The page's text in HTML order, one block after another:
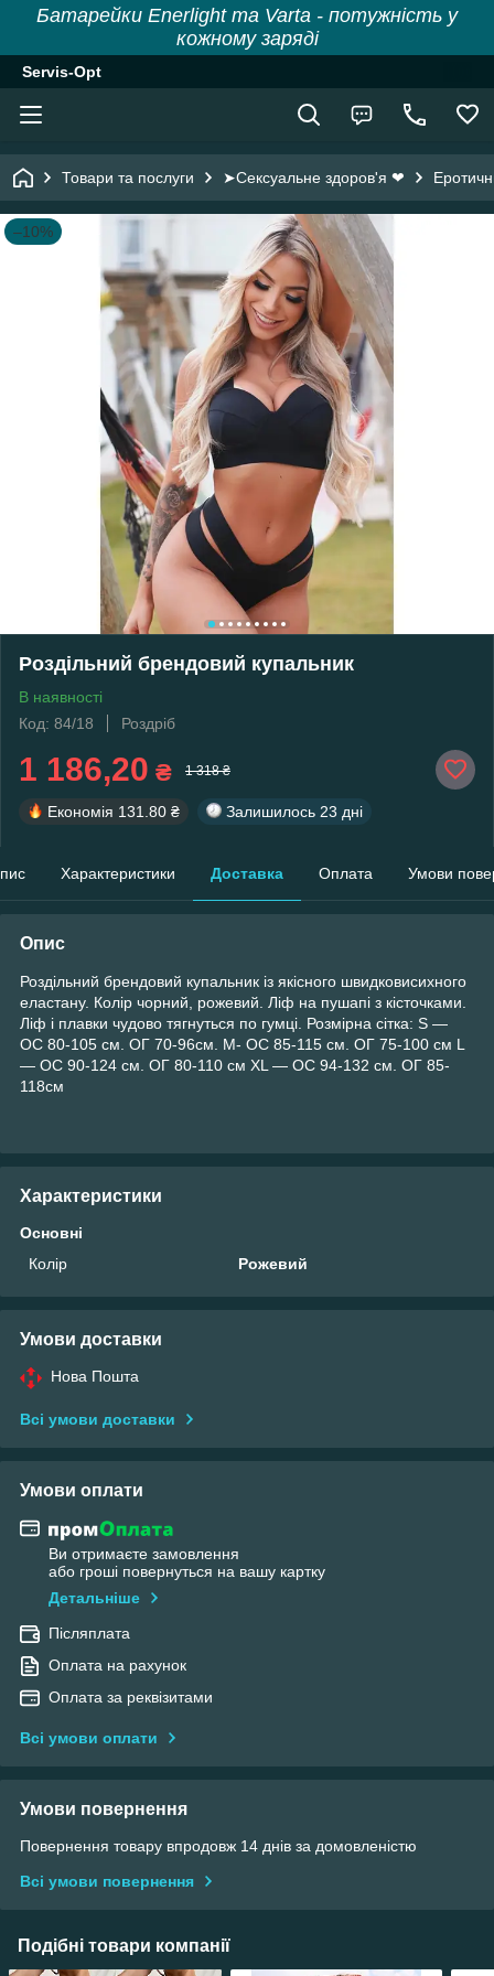
Батарейки Enerlight та Varta - потужність у
кожному заряді
Servis-Opt
Товари та послуги ➤Сексуальне здоров'я ❤
–10%
Роздільний брендовий купальник
В наявності
Код: 84/18
Роздріб
1 186,20 ₴ 1 318 ₴
Економія 131.80 ₴ Залишилось 23 дні
Характеристики Доставка Оплата Умови
Опис
Роздільний брендовий купальник із якісного швидковисихного
еластану. Колір чорний, рожевий. Ліф на пушапі з кісточками.
Ліф і плавки чудово тягнуться по гумці. Розмірна сітка: S —
ОС 80-105 см. ОГ 70-96см. M- ОС 85-115 см. ОГ 75-100 см L
— ОС 90-124 см. ОГ 80-110 см XL — ОС 94-132 см. ОГ 85-
118см
Характеристики
Основні
Колір
Рожевий
Умови доставки
Нова Пошта
Всі умови доставки
Умови оплати
Ви отримаєте замовлення
або гроші повернуться на вашу картку
Детальніше
Післяплата
Оплата на рахунок
Оплата за реквізитами
Всі умови оплати
Умови повернення
Повернення товару впродовж 14 днів за домовленістю
Всі умови повернення
Подібні товари компанії